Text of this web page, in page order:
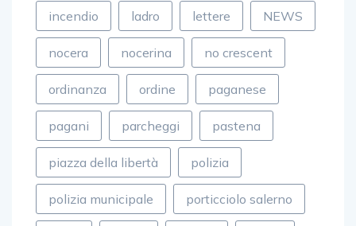
incendio ladro lettere NEWS
nocera nocerina no crescent
ordinanza ordine paganese
pagani parcheggi pastena
piazza della libertà polizia
polizia municipale porticciolo salerno